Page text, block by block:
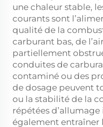
une chaleur stable,
courants sont
qualité de la
carburant bas, de
partiellement
conduites de
contaminé ou des
de dosage peuvent
ou la stabilité de la
répétées
également entraîner